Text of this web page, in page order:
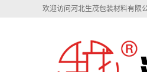
欢迎访问河北生茂包装材料有限